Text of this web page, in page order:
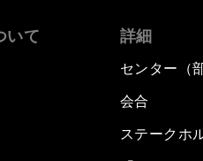
いて 詳細
センター（
会合
ステークホ